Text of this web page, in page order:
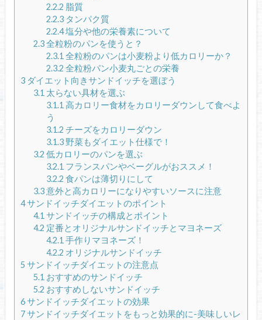
2.2.2 脂質
2.2.3タンパク質
2.2.4塩分や他の栄養素について
2.3全粒粉のパンを使うと？
2.3.1 全粒粉のパンは小麦粉より低カロリーか？
2.3.2 全粒粉パン小麦丸ごとの栄養
3ダイエット向きサンドイッチを選ぼう
3.1 太らない具材を選ぶ
3.1.1 高カロリー食材をカロリーダウンして食べよ
う
3.1.2 チーズをカロリーダウン
3.1.3野菜もダイエット仕様で！
3.2 低カロリーのパンを選ぶ
3.2.1 フランスパンやベーグルがおススメ！
3.2.2 食パンは薄切りにして
3.3意外と高カロリーになりやすいソースに注意
4サンドイッチダイエットのポイント
4.1 サンドイッチの構成とポイント
4.2 定番とオリジナルサンドイッチとマヨネーズ
4.2.1 手作りマヨネーズ！
4.2.2 オリジナルサンドイッチ
5 サンドイッチダイエットの注意点
5.1 おすすめのサンドイッチ
5.2 おすすめしないサンドイッチ
6サンドイッチダイエットの効果
7サンドイッチダイエットをもっと効果的に-美味しいレ